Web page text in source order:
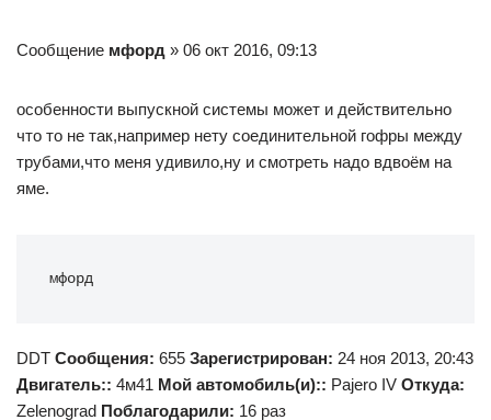
Сообщение мфорд » 06 окт 2016, 09:13
особенности выпускной системы может и действительно
что то не так,например нету соединительной гофры между
трубами,что меня удивило,ну и смотреть надо вдвоём на
яме.
мфорд
DDT Сообщения: 655 Зарегистрирован: 24 ноя 2013, 20:43
Двигатель:: 4м41 Мой автомобиль(и):: Pajero IV Откуда:
Zelenograd Поблагодарили: 16 раз